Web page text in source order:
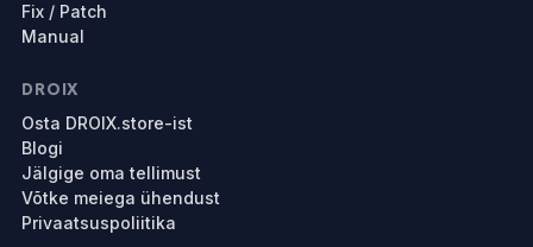
Fix / Patch
Manual
DROIX
Osta DROIX.store-ist
Blogi
Jälgige oma tellimust
Võtke meiega ühendust
Privaatsuspoliitika